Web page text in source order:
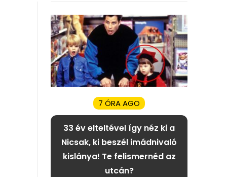
7 ÓRA AGO
33 év elteltével így néz ki a
Nicsak, ki beszél imádnivaló
kislánya! Te felismernéd az
utcán?